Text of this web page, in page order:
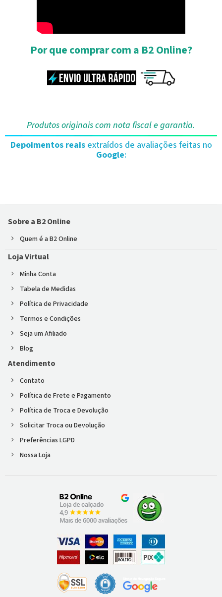
Por que comprar com a B2 Online?
Produtos originais com nota fiscal e garantia.
Depoimentos reaisextraídos de avaliações feitas no
Google:
Sobre a B2 Online
Quem é a B2 Online
Loja Virtual
Minha Conta
Tabela de Medidas
Política de Privacidade
Termos e Condições
Seja um Afiliado
Blog
Atendimento
Contato
Política de Frete e Pagamento
Política de Troca e Devolução
Solicitar Troca ou Devolução
Preferências LGPD
Nossa Loja